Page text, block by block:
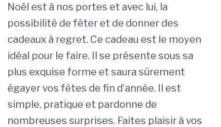
Noël est à nos portes et avec lui, la
possibilité de fêter et de donner des
cadeaux à regret. Ce cadeau est le moyen
idéal pour le faire. Il se présente sous sa
plus exquise forme et saura sûrement
égayer vos fêtes de fin d’année. Il est
simple, pratique et pardonne de
nombreuses surprises. Faites plaisir à vos